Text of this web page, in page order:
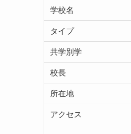
学校名
タイプ
共学別学
校長
所在地
アクセス